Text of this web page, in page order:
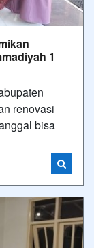
1
renovasi
bisa